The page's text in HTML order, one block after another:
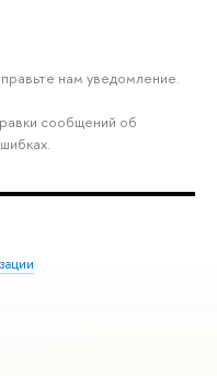
нам уведомление.
сообщений об